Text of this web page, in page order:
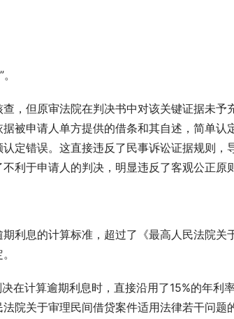
，但原审法院在判决书中对该关键证据未予
被申请人单方提供的借条和其自述，简单认
定错误。这直接违反了民事诉讼证据规则，
利于申请人的判决，明显违反了客观公正原
利息的计算标准，超过了《最高人民法院关
在计算逾期利息时，直接沿用了15%的年利
院关于审理民间借贷案件适用法律若干问题